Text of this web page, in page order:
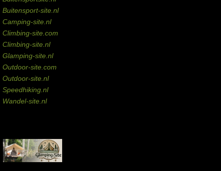
Buitensport-site.nl
Camping-site.nl
Climbing-site.com
Climbing-site.nl
Glamping-site.nl
Outdoor-site.com
Outdoor-site.nl
Speedhiking.nl
Wandel-site.nl